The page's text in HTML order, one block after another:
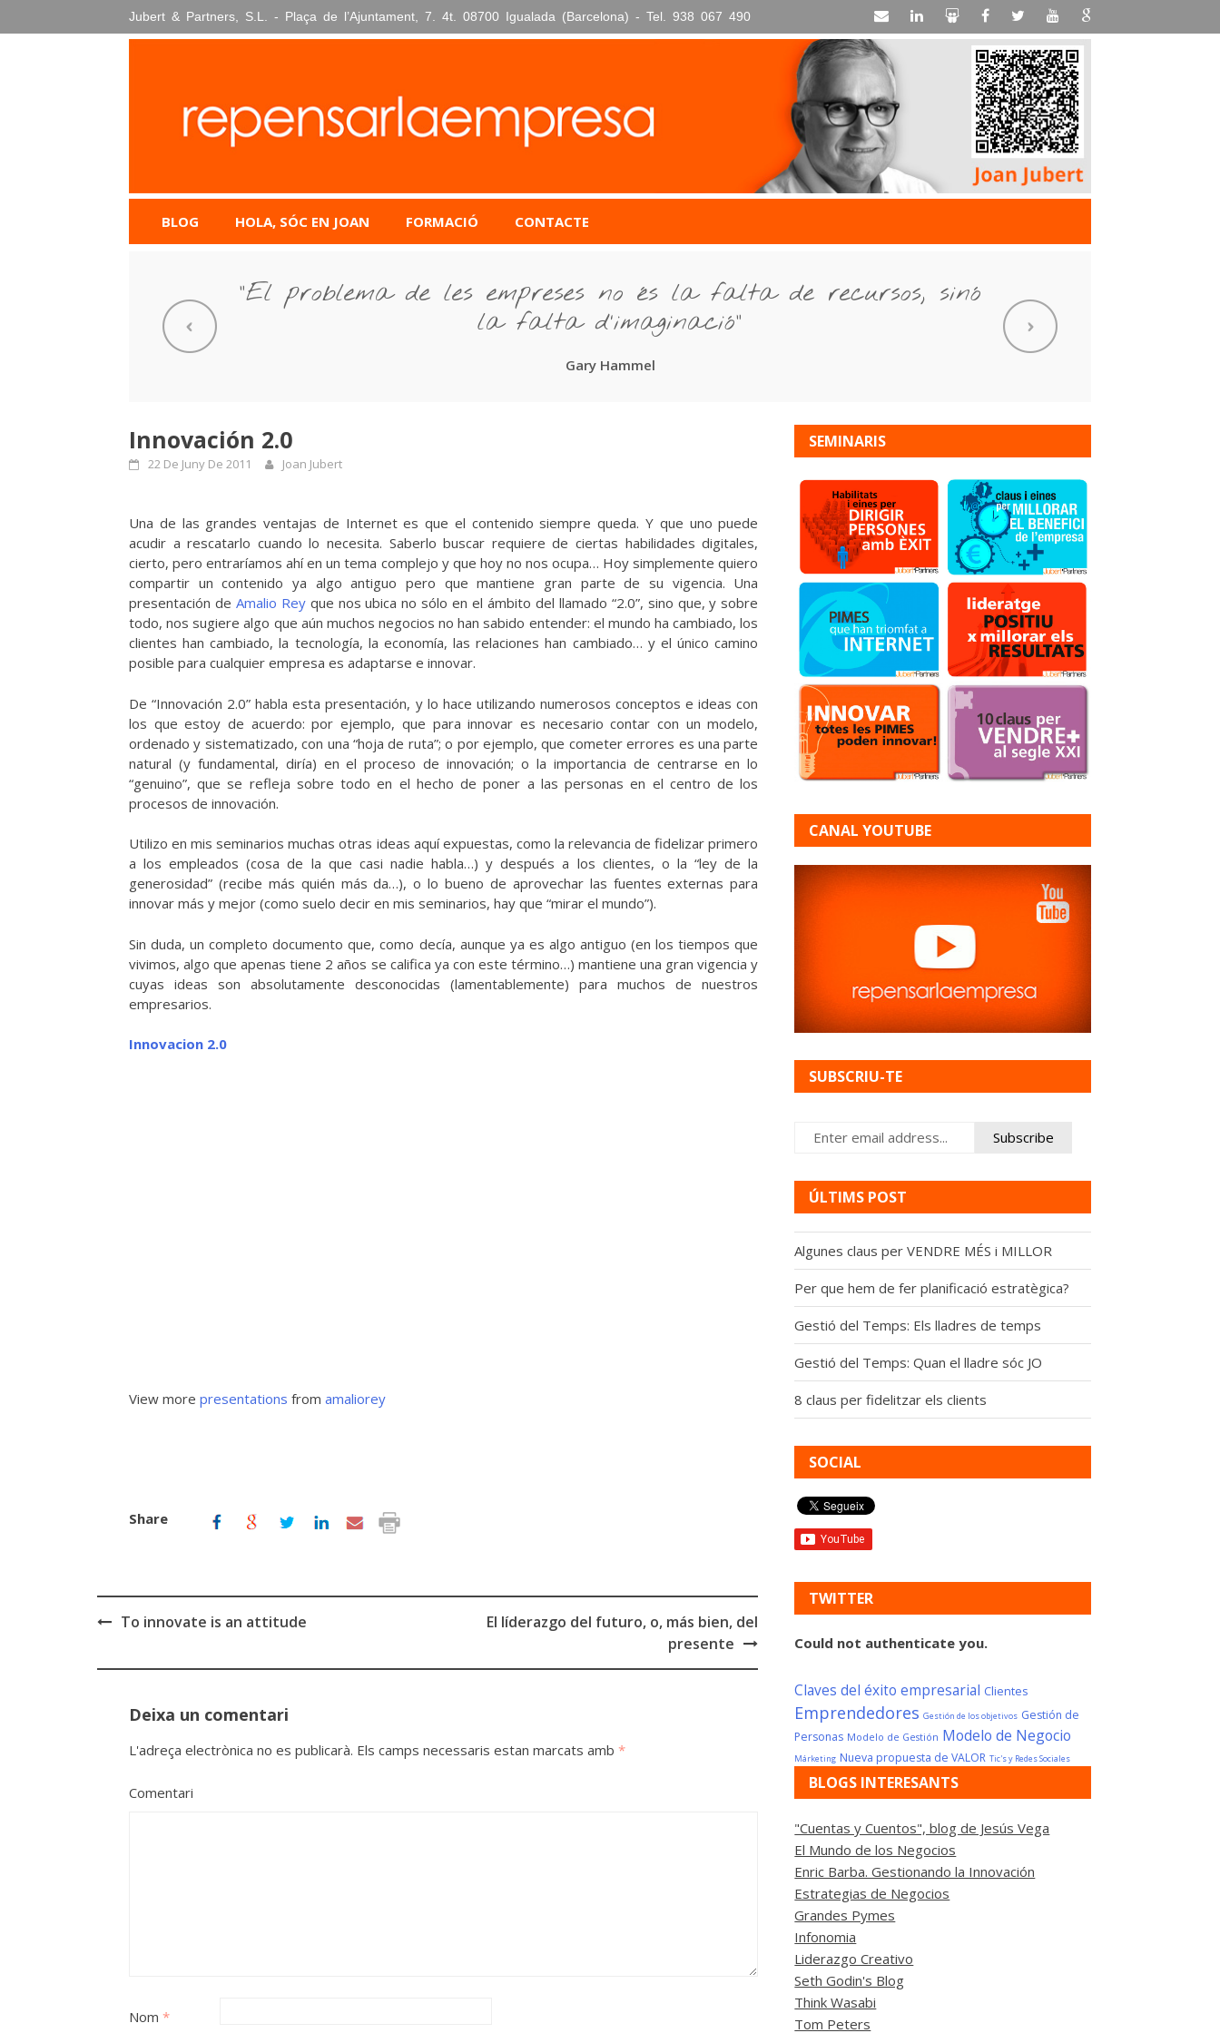
to
Jubert & Partners, S.L. - Plaça de l’Ajuntament, 7. 4t. 08700 Igualada (Barcelona) - Tel. 938 067 490
BLOG HOLA, SÓC EN JOAN FORMACIÓ CONTACTE
Gary Hammel
“El problema de les empreses no és la falta de recursos, sinó
la falta d’imaginació”
Innovación 2.0
22 De Juny De 2011 Joan Jubert
Una de las grandes ventajas de Internet es que el contenido siempre queda. Y que uno puede
acudir a rescatarlo cuando lo necesita. Saberlo buscar requiere de ciertas habilidades digitales,
cierto, pero entraríamos ahí en un tema complejo y que hoy no nos ocupa… Hoy simplemente quiero
compartir un contenido ya algo antiguo pero que mantiene gran parte de su vigencia. Una
presentación de Amalio Reyque nos ubica no sólo en el ámbito del llamado “2.0”, sino que, y sobre
todo, nos sugiere algo que aún muchos negocios no han sabido entender: el mundo ha cambiado, los
clientes han cambiado, la tecnología, la economía, las relaciones han cambiado… y el único camino
posible para cualquier empresa es adaptarse e innovar.
De “Innovación 2.0” habla esta presentación, y lo hace utilizando numerosos conceptos e ideas con
los que estoy de acuerdo: por ejemplo, que para innovar es necesario contar con un modelo,
ordenado y sistematizado, con una “hoja de ruta”; o por ejemplo, que cometer errores es una parte
natural (y fundamental, diría) en el proceso de innovación; o la importancia de centrarse en lo
“genuino”, que se refleja sobre todo en el hecho de poner a las personas en el centro de los
procesos de innovación.
Utilizo en mis seminarios muchas otras ideas aquí expuestas, como la relevancia de fidelizar primero
a los empleados (cosa de la que casi nadie habla…) y después a los clientes, o la “ley de la
generosidad” (recibe más quién más da…), o lo bueno de aprovechar las fuentes externas para
innovar más y mejor (como suelo decir en mis seminarios, hay que “mirar el mundo”).
Sin duda, un completo documento que, como decía, aunque ya es algo antiguo (en los tiempos que
vivimos, algo que apenas tiene 2 años se califica ya con este término…) mantiene una gran vigencia y
cuyas ideas son absolutamente desconocidas (lamentablemente) para muchos de nuestros
empresarios.
Innovacion 2.0
View more presentations from amaliorey
Share
navigation
To innovate is an attitude
El líderazgo del futuro, o, más bien, del
presente
Deixa un comentari
L'adreça electrònica no es publicarà. Els camps necessaris estan marcats amb *
Comentari
Nom *
SEMINARIS
CANAL YOUTUBE
SUBSCRIU-TE
ÚLTIMS POST
Algunes claus per VENDRE MÉS i MILLOR
Per que hem de fer planificació estratègica?
Gestió del Temps: Els lladres de temps
Gestió del Temps: Quan el lladre sóc JO
8 claus per fidelitzar els clients
SOCIAL
TWITTER
Could not authenticate you.
Claves del éxito empresarial Clientes
Emprendedores Gestión de los objetivos Gestión de
Personas Modelo de Gestión Modelo de Negocio
Márketing Nueva propuesta de VALOR Tic's y Redes Sociales
BLOGS INTERESANTS
"Cuentas y Cuentos", blog de Jesús Vega
El Mundo de los Negocios
Enric Barba. Gestionando la Innovación
Estrategias de Negocios
Grandes Pymes
Infonomia
Liderazgo Creativo
Seth Godin's Blog
Think Wasabi
Tom Peters